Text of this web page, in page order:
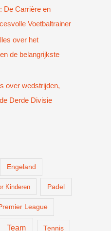
De Carrière en
Voetbaltrainer
over het
de belangrijkste
over wedstrijden,
Derde Divisie
Engeland
Kinderen Padel
League
Team Tennis